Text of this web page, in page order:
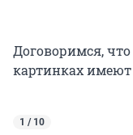
Договоримся,
картинках имеют
1 / 10